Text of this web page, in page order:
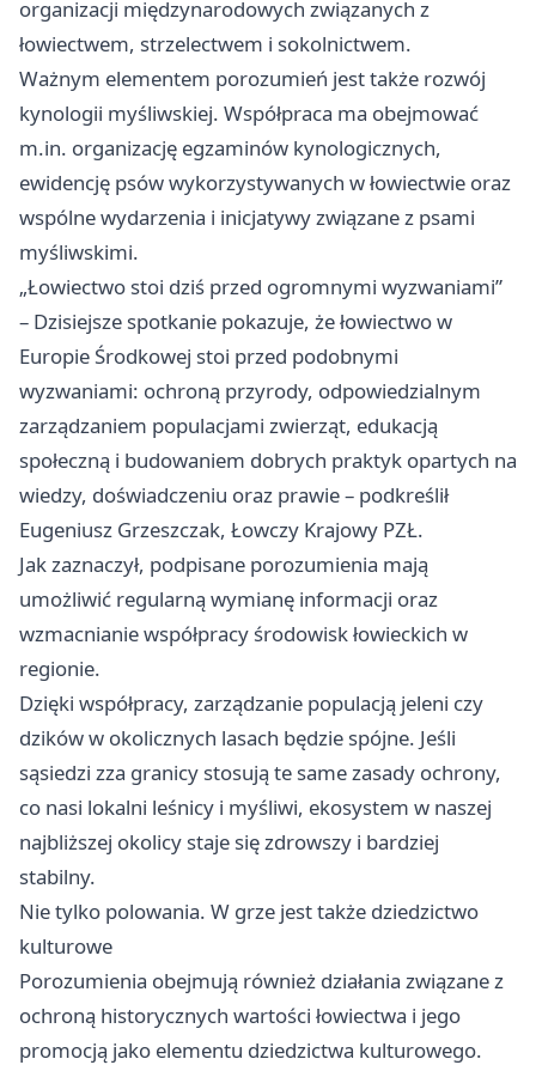
organizacji międzynarodowych związanych z
łowiectwem, strzelectwem i sokolnictwem.
Ważnym elementem porozumień jest także rozwój
kynologii myśliwskiej. Współpraca ma obejmować
m.in. organizację egzaminów kynologicznych,
ewidencję psów wykorzystywanych w łowiectwie oraz
wspólne wydarzenia i inicjatywy związane z psami
myśliwskimi.
„Łowiectwo stoi dziś przed ogromnymi wyzwaniami”
– Dzisiejsze spotkanie pokazuje, że łowiectwo w
Europie Środkowej stoi przed podobnymi
wyzwaniami: ochroną przyrody, odpowiedzialnym
zarządzaniem populacjami zwierząt, edukacją
społeczną i budowaniem dobrych praktyk opartych na
wiedzy, doświadczeniu oraz prawie – podkreślił
Eugeniusz Grzeszczak, Łowczy Krajowy PZŁ.
Jak zaznaczył, podpisane porozumienia mają
umożliwić regularną wymianę informacji oraz
wzmacnianie współpracy środowisk łowieckich w
regionie.
Dzięki współpracy, zarządzanie populacją jeleni czy
dzików w okolicznych lasach będzie spójne. Jeśli
sąsiedzi zza granicy stosują te same zasady ochrony,
co nasi lokalni leśnicy i myśliwi, ekosystem w naszej
najbliższej okolicy staje się zdrowszy i bardziej
stabilny.
Nie tylko polowania. W grze jest także dziedzictwo
kulturowe
Porozumienia obejmują również działania związane z
ochroną historycznych wartości łowiectwa i jego
promocją jako elementu dziedzictwa kulturowego.